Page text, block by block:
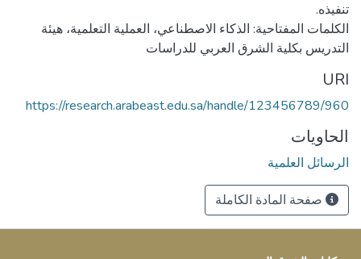
الكلمات المفتاحية: الذكاء الاصطناعي، العملية التعلمية، هيئة
التدريس بكلية الشرق العربي للدراسات
URI
https://research.arabeast.edu.sa/handle/123456789/960
الحاويات
الرسائل العلمية
صفحة المادة الكاملة